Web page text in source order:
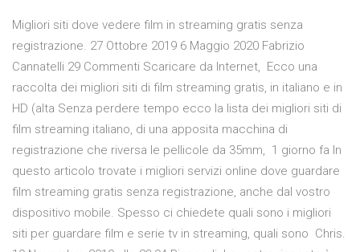
Migliori siti dove vedere film in streaming gratis senza
registrazione. 27 Ottobre 2019 6 Maggio 2020 Fabrizio
Cannatelli 29 Commenti Scaricare da Internet, Ecco una
raccolta dei migliori siti di film streaming gratis, in italiano e in
HD (alta Senza perdere tempo ecco la lista dei migliori siti di
film streaming italiano, di una apposita macchina di
registrazione che riversa le pellicole da 35mm, 1 giorno fa In
questo articolo trovate i migliori servizi online dove guardare
film streaming gratis senza registrazione, anche dal vostro
dispositivo mobile. Spesso ci chiedete quali sono i migliori
siti per guardare film e serie tv in streaming, quali sono Chris.